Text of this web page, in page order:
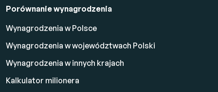
Porównanie wynagrodzenia
Wynagrodzenia w Polsce
Wynagrodzenia w województwach Polski
Wynagrodzenia w innych krajach
Kalkulator milionera